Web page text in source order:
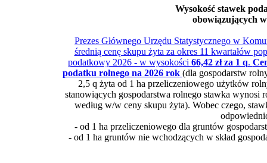
Wysokość stawek
obowiązujących
Prezes Głównego Urzędu Statystycznego w
średnią cenę skupu żyta za okres 11 kwartałów
podatkowy 2026 - w wysokości 66,42 zł za 1 q.
podatku rolnego na 2026 rok (dla gospodarstw
2,5 q żyta od 1 ha przeliczeniowego użytków
stanowiących gospodarstwa rolnego stawka wynosi
według w/w ceny skupu żyta). Wobec czego,
- od 1 ha przeliczeniowego dla gruntów
- od 1 ha gruntów nie wchodzących w skład